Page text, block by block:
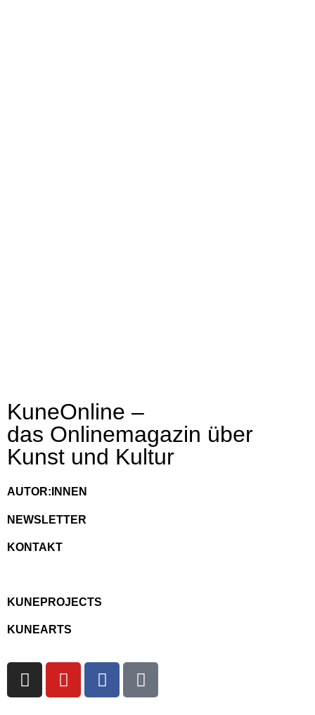
KuneOnline –
das Onlinemagazin über
Kunst und Kultur
AUTOR:INNEN
NEWSLETTER
KONTAKT
KUNEPROJECTS
KUNEARTS